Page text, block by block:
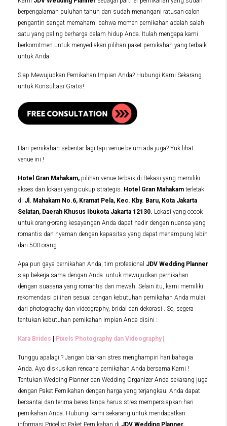
berpengalaman puluhan tahun dan sudah menangani ratusan calon
pengantin sangat memahami bahwa momen pernikahan adalah salah
satu yang paling berharga dalam hidup Anda. Itulah mengapa kami
berkomitmen untuk menyediakan pilihan paket pernikahan yang terbaik
untuk Anda.
Siap Mewujudkan Pernikahan Impian Anda? Hubungi Kami Sekarang
untuk Konsultasi Gratis!
Hari pernikahan sebentar lagi tapi venue belum ada juga? Yuk lihat
venue ini !
Hotel Gran Mahakam, pilihan venue terbaik di Bekasi yang memiliki
akses dan lokasi yang cukup strategis. Hotel Gran Mahakam terletak
di Jl. Mahakam No.6, Kramat Pela, Kec. Kby. Baru, Kota Jakarta
Selatan, Daerah Khusus Ibukota Jakarta 12130. Lokasi yang cocok
untuk orang-orang kesayangan Anda dapat hadir dengan nuansa yang
romantis dan nyaman dengan kapasitas yang dapat menampung lebih
dari 500 orang.
Apa pun gaya pernikahan Anda, tim profesional JDV Wedding Planner
siap bekerja sama dengan Anda untuk mewujudkan pernikahan
dengan suasana yang romantis dan mewah. Selain itu, kami memiliki
rekomendasi pilihan sesuai dengan kebutuhan pernikahan Anda mulai
dari photography dan videography, bridal dan dekorasi . So, segera
tentukan kebutuhan pernikahan impian Anda disini :
Kara Brides | Pixels Photography dan Videography |
Tunggu apalagi ? Jangan biarkan stres menghampiri hari bahagia
Anda. Ayo diskusikan rencana pernikahan Anda bersama Kami !
Tentukan Wedding Planner dan Wedding Organizer Anda sekarang juga
dengan Paket Pernikahan dengan harga yang terjangkau. Anda dapat
bersantai dan terima beres tanpa harus stres mempersiapkan hari
pernikahan Anda. Hubungi kami sekarang untuk mendapatkan
informasi Pricelist Paket Pernikahan di JDV Wedding Planner.